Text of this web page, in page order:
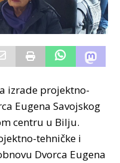
izrade projektno-
Eugena Savojskog
centru u Bilju.
tehničke i
Dvorca Eugena